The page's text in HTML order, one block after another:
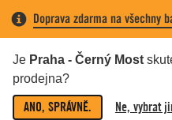
Doprava zdarma na všechny
Je Praha - Černý Most
prodejna?
ANO, SPRÁVNĚ. Ne, vybrat